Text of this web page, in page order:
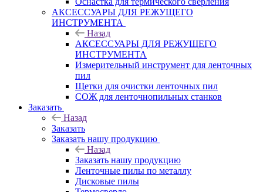
АКСЕССУАРЫ ДЛЯ РЕЖУЩЕГО
ИНСТРУМЕНТА
Назад
АКСЕССУАРЫ ДЛЯ РЕЖУЩЕГО
ИНСТРУМЕНТА
Измерительный инструмент для ленточных
пил
Щетки для очистки ленточных пил
СОЖ для ленточнопильных станков
Заказать
Назад
Заказать
Заказать нашу продукцию
Назад
Заказать нашу продукцию
Ленточные пилы по металлу
Дисковые пилы